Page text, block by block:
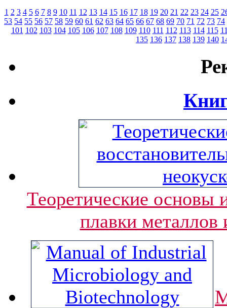
1 2 3 4 5 6 7 8 9 10 11 12 13 14 15 16 17 18 19 20 21 22 23 24 25
53 54 55 56 57 58 59 60 61 62 63 64 65 66 67 68 69 70 71 72 73 74
101 102 103 104 105 106 107 108 109 110 111 112 113 114 115
135 136 137 138 139 140
Теоретические основы
плавки металлов